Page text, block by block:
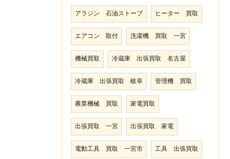
アラジン 石油ストーブ ヒーター 買取
エアコン 取付 洗濯機 買取 一宮
機械買取 冷蔵庫 出張買取 名古屋
冷蔵庫 出張買取 岐阜 管理機 買取
農業機械 買取 家電買取
出張買取 一宮 出張買取 家電
電動工具 買取 一宮市 工具 出張買取